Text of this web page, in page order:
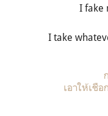
I fake
I take
เอาให้เชื